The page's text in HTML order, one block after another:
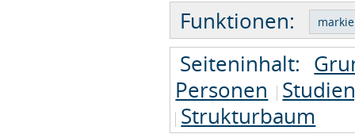
Funktionen:
Seiteninhalt:
Personen
Strukturbaum